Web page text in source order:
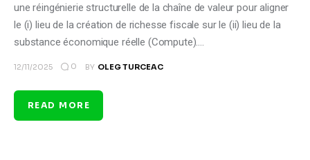
une réingénierie structurelle de la chaîne de valeur pour aligner
le (i) lieu de la création de richesse fiscale sur le (ii) lieu de la
substance économique réelle (Compute).…
12/11/2025 0 BY OLEG TURCEAC
READ MORE